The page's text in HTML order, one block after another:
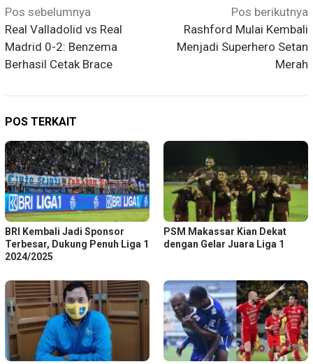
Navigasi
pos
Pos sebelumnya
Real Valladolid vs Real
Madrid 0-2: Benzema
Berhasil Cetak Brace
Pos berikutnya
Rashford Mulai Kembali
Menjadi Superhero Setan
Merah
POS TERKAIT
BRI Kembali Jadi Sponsor
Terbesar, Dukung Penuh Liga 1
2024/2025
PSM Makassar Kian Dekat
dengan Gelar Juara Liga 1